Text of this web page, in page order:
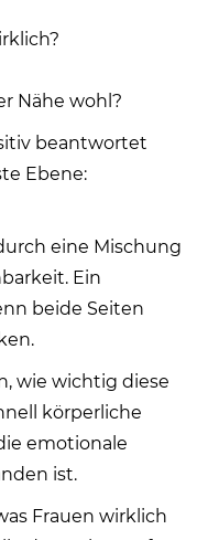
Nähe wohl?
beantwortet
Ebene:
eine Mischung
Ein
beide Seiten
wie wichtig diese
körperliche
emotionale
ist.
Frauen wirklich